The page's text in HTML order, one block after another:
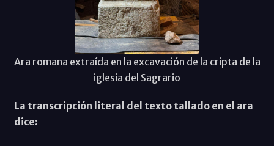
Ara romana extraída en la excavación de la cripta de la
iglesia del Sagrario
La transcripción literal del texto tallado en el ara
dice: